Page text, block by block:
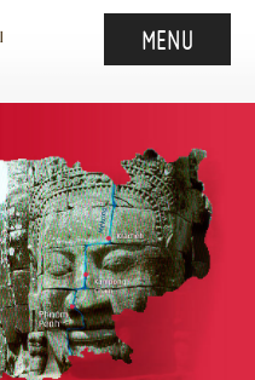
MENU
FILM
LE CAMBODGE
GÉNÉRIQUE
CONTACT
ENGLISH